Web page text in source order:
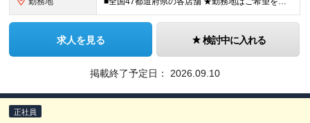
求人を見る 検討中に入れる
掲載終了予定日： 2026.09.10
正社員